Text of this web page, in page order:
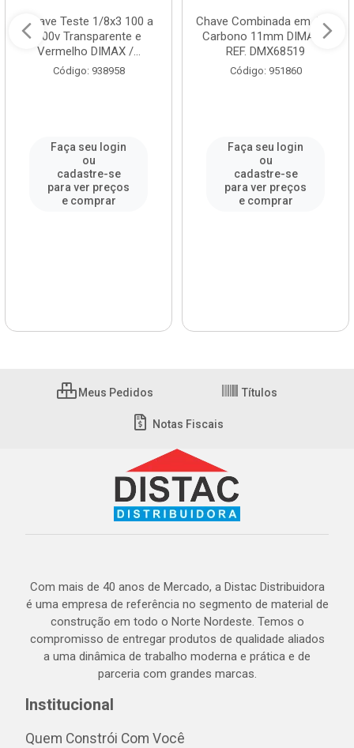
Chave Teste 1/8x3 100 a
500v Transparente e
Vermelho DIMAX /...
Código: 938958
Faça seu login
ou
cadastre-se
para ver preços
e comprar
Chave Combinada em Aço
Carbono 11mm DIMAX /
REF. DMX68519
Código: 951860
Faça seu login
ou
cadastre-se
para ver preços
e comprar
Meus Pedidos Títulos
Notas Fiscais
Com mais de 40 anos de Mercado, a Distac Distribuidora
é uma empresa de referência no segmento de material de
construção em todo o Norte Nordeste. Temos o
compromisso de entregar produtos de qualidade aliados
a uma dinâmica de trabalho moderna e prática e de
parceria com grandes marcas.
Institucional
Quem Constrói Com Você